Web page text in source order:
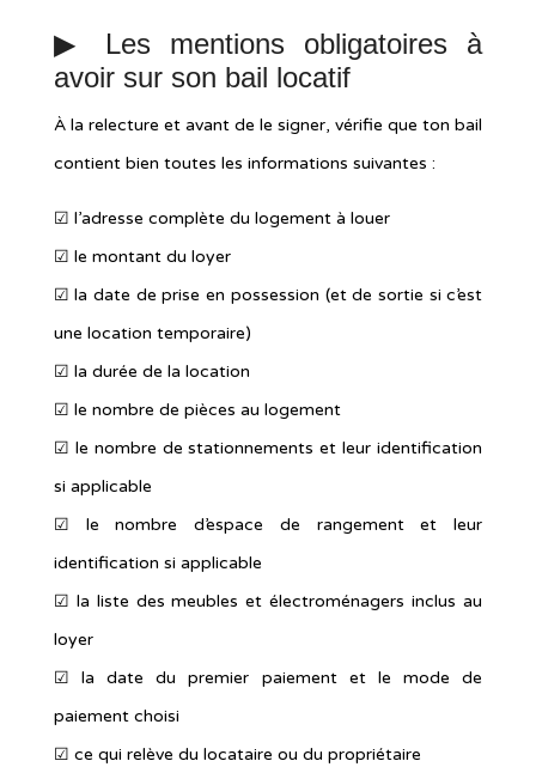
▶︎ Les mentions obligatoires à
avoir sur son bail locatif
À la relecture et avant de le signer, vérifie que ton bail
contient bien toutes les informations suivantes :
☑︎ l’adresse complète du logement à louer
☑︎ le montant du loyer
☑︎ la date de prise en possession (et de sortie si c’est
une location temporaire)
☑︎ la durée de la location
☑︎ le nombre de pièces au logement
☑︎ le nombre de stationnements et leur identification
si applicable
☑︎ le nombre d’espace de rangement et leur
identification si applicable
☑︎ la liste des meubles et électroménagers inclus au
loyer
☑︎ la date du premier paiement et le mode de
paiement choisi
☑︎ ce qui relève du locataire ou du propriétaire